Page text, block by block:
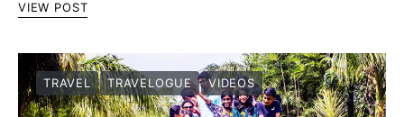
VIEW POST
TRAVEL TRAVELOGUE VIDEOS